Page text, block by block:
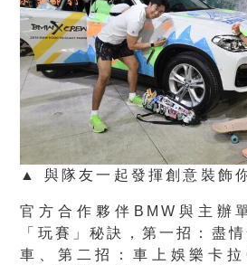
▲ 與隊友一起發揮創意裝飾
官方合作夥伴BMW與主辦
「玩賽」秘訣，第一招：盡
車、第二招：車上娛樂卡